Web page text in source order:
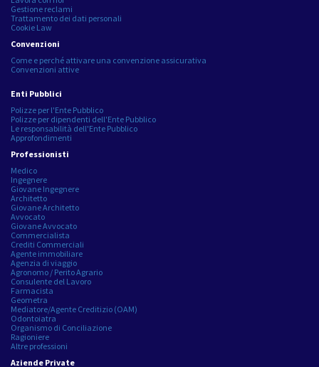
Gestione reclami
Trattamento dei dati personali
Cookie Law
Convenzioni
Come e perché attivare una convenzione assicurativa
Convenzioni attive
Enti Pubblici
Polizze per l'Ente Pubblico
Polizze per dipendenti dell'Ente Pubblico
Le responsabilità dell'Ente Pubblico
Approfondimenti
Professionisti
Medico
Ingegnere
Giovane Ingegnere
Architetto
Giovane Architetto
Avvocato
Giovane Avvocato
Commercialista
Crediti Commerciali
Agente immobiliare
Agenzia di viaggio
Agronomo / Perito Agrario
Consulente del Lavoro
Farmacista
Geometra
Mediatore/Agente Creditizio (OAM)
Odontoiatra
Organismo di Conciliazione
Ragioniere
Altre professioni
Aziende Private